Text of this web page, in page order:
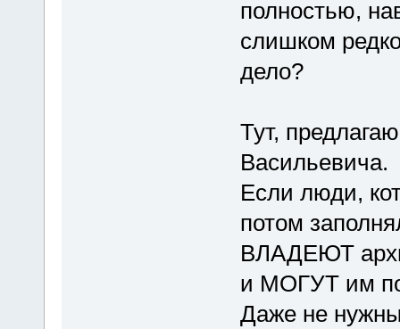
полностью,
слишком
дело?
Тут,
Васильевича.
Если люди,
потом
ВЛАДЕЮТ
и МОГУТ им
Даже не нужны